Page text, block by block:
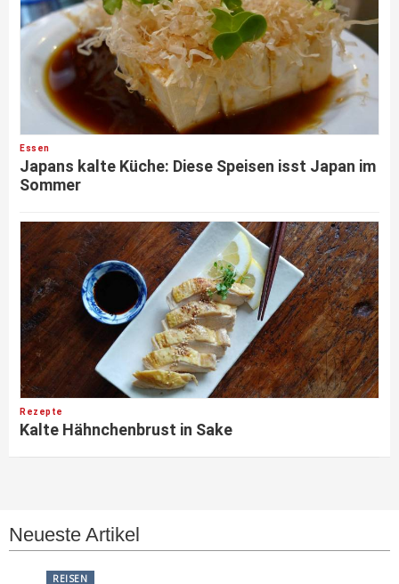
Essen
Japans kalte Küche: Diese Speisen isst Japan im
Sommer
Rezepte
Kalte Hähnchenbrust in Sake
Neueste Artikel
REISEN